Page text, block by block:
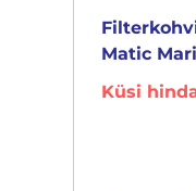
Matic
Küsi